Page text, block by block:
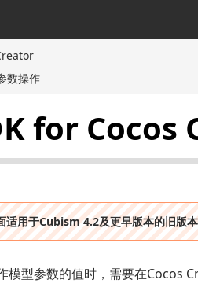
数操作
for Cocos
适用于Cubism 4.2及更早版本的旧版
型参数的值时，需要在Cocos